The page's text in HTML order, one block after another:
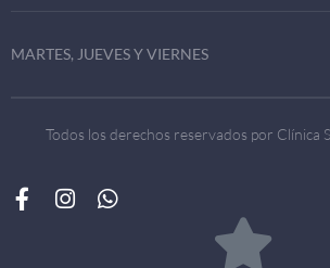
MARTES, JUEVES Y VIERNES
Todos los derechos reservados por Clínica